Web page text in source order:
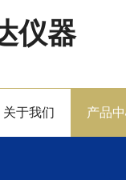
仪器
关于我们 产品